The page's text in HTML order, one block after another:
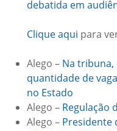
debatida em
Clique aqui para
Alego – Na tribuna,
quantidade de
no Estado
Alego – Regulação
Alego – Presidente